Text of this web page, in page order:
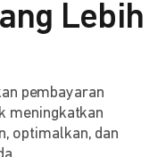
Lebih
pembayaran
meningkatkan
optimalkan, dan